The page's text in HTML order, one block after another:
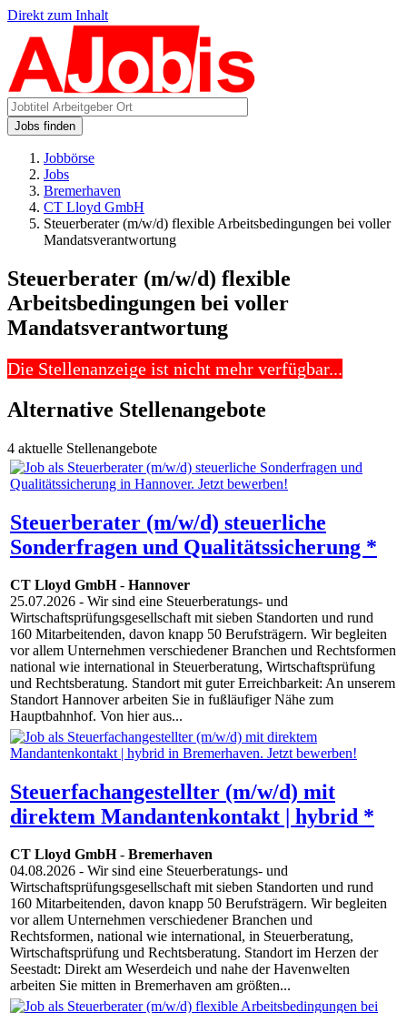
Direkt zum Inhalt
Jobs finden
Jobbörse
Jobs
Bremerhaven
CT Lloyd GmbH
Steuerberater (m/w/d) flexible Arbeitsbedingungen bei voller
Mandatsverantwortung
Steuerberater (m/w/d) flexible
Arbeitsbedingungen bei voller
Mandatsverantwortung
Die Stellenanzeige ist nicht mehr verfügbar...
Alternative Stellenangebote
4 aktuelle Stellenangebote
Steuerberater (m/w/d) steuerliche
Sonderfragen und Qualitätssicherung *
CT Lloyd GmbH- Hannover
25.07.2026 - Wir sind eine Steuerberatungs- und
Wirtschaftsprüfungsgesellschaft mit sieben Standorten und rund
160 Mitarbeitenden, davon knapp 50 Berufsträgern. Wir begleiten
vor allem Unternehmen verschiedener Branchen und Rechtsformen
national wie international in Steuerberatung, Wirtschaftsprüfung
und Rechtsberatung. Standort mit guter Erreichbarkeit: An unserem
Standort Hannover arbeiten Sie in fußläufiger Nähe zum
Hauptbahnhof. Von hier aus...
Steuerfachangestellter (m/w/d) mit
direktem Mandantenkontakt | hybrid *
CT Lloyd GmbH- Bremerhaven
04.08.2026 - Wir sind eine Steuerberatungs- und
Wirtschaftsprüfungsgesellschaft mit sieben Standorten und rund
160 Mitarbeitenden, davon knapp 50 Berufsträgern. Wir begleiten
vor allem Unternehmen verschiedener Branchen und
Rechtsformen, national wie international, in Steuerberatung,
Wirtschaftsprüfung und Rechtsberatung. Standort im Herzen der
Seestadt: Direkt am Weserdeich und nahe der Havenwelten
arbeiten Sie mitten in Bremerhaven am größten...